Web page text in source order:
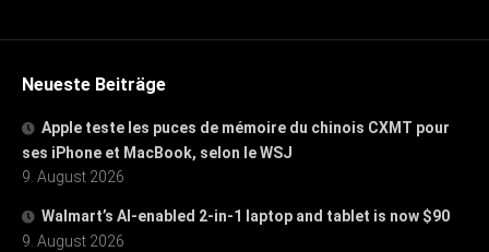
Neueste Beiträge
Apple teste les puces de mémoire du chinois CXMT pour
ses iPhone et MacBook, selon le WSJ
9. August 2026
Walmart’s AI-enabled 2-in-1 laptop and tablet is now $90
9. August 2026